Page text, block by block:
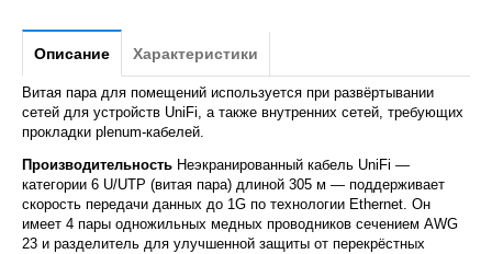
Описание Характеристики
Витая пара для помещений используется при развёртывании
сетей для устройств UniFi, а также внутренних сетей, требующих
прокладки plenum-кабелей.
Производительность Неэкранированный кабель UniFi —
категории 6 U/UTP (витая пара) длиной 305 м — поддерживает
скорость передачи данных до 1G по технологии Ethernet. Он
имеет 4 пары одножильных медных проводников сечением AWG
23 и разделитель для улучшенной защиты от перекрёстных